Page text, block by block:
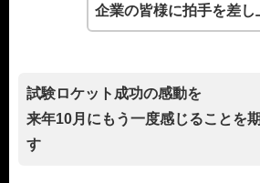
企業の皆様に拍手を差し
試験ロケット成功の感動を
来年10月にもう一度感じることを
す